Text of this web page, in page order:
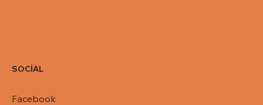
SOCİAL
Facebook